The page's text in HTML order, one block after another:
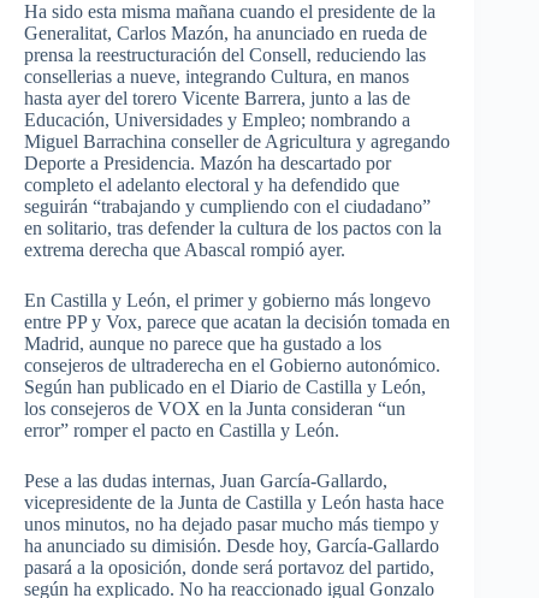
Ha sido esta misma mañana cuando el presidente de la
Generalitat, Carlos Mazón, ha anunciado en rueda de
prensa la reestructuración del Consell, reduciendo las
consellerias a nueve, integrando Cultura, en manos
hasta ayer del torero Vicente Barrera, junto a las de
Educación, Universidades y Empleo; nombrando a
Miguel Barrachina conseller de Agricultura y agregando
Deporte a Presidencia. Mazón ha descartado por
completo el adelanto electoral y ha defendido que
seguirán “trabajando y cumpliendo con el ciudadano”
en solitario, tras defender la cultura de los pactos con la
extrema derecha que Abascal rompió ayer.
En Castilla y León, el primer y gobierno más longevo
entre PP y Vox, parece que acatan la decisión tomada en
Madrid, aunque no parece que ha gustado a los
consejeros de ultraderecha en el Gobierno autonómico.
Según han publicado en el Diario de Castilla y León,
los consejeros de VOX en la Junta consideran “un
error” romper el pacto en Castilla y León.
Pese a las dudas internas, Juan García-Gallardo,
vicepresidente de la Junta de Castilla y León hasta hace
unos minutos, no ha dejado pasar mucho más tiempo y
ha anunciado su dimisión. Desde hoy, García-Gallardo
pasará a la oposición, donde será portavoz del partido,
según ha explicado. No ha reaccionado igual Gonzalo